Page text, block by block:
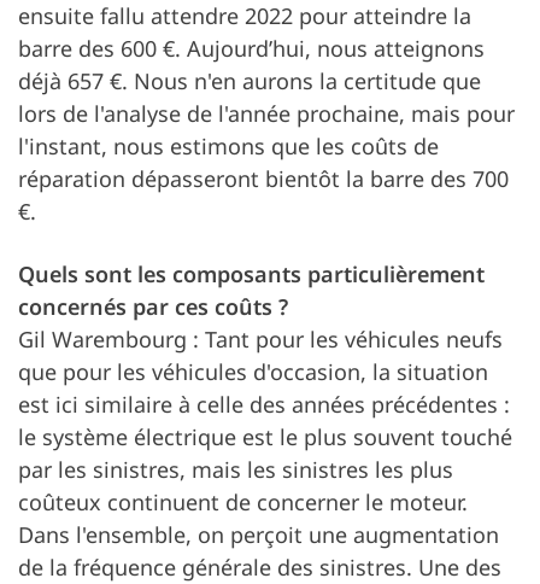
ensuite fallu attendre 2022 pour atteindre la
barre des 600 €. Aujourd’hui, nous atteignons
déjà 657 €. Nous n'en aurons la certitude que
lors de l'analyse de l'année prochaine, mais pour
l'instant, nous estimons que les coûts de
réparation dépasseront bientôt la barre des 700
€.
Quels sont les composants particulièrement
concernés par ces coûts ?
Gil Warembourg : Tant pour les véhicules neufs
que pour les véhicules d'occasion, la situation
est ici similaire à celle des années précédentes :
le système électrique est le plus souvent touché
par les sinistres, mais les sinistres les plus
coûteux continuent de concerner le moteur.
Dans l'ensemble, on perçoit une augmentation
de la fréquence générale des sinistres. Une des